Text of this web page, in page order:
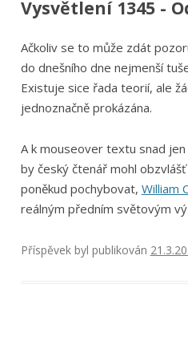
Vysvětlení 1345 -
Ačkoliv se to může zdát
do dnešního dne nejmenší
Existuje sice řada teorií, ale
jednoznačně prokázána.
A k mouseover textu snad
by český čtenář mohl
poněkud pochybovat, William
reálným předním světovým
Příspěvek byl publikován